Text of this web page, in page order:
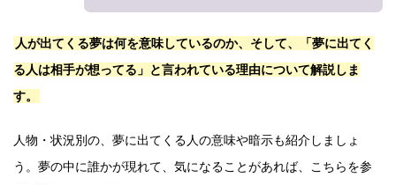
人が出てくる夢は何を意味しているのか、そして、「夢に出てく
る人は相手が想ってる」と言われている理由について解説しま
す。
人物・状況別の、夢に出てくる人の意味や暗示も紹介しましょ
う。夢の中に誰かが現れて、気になることがあれば、こちらを参